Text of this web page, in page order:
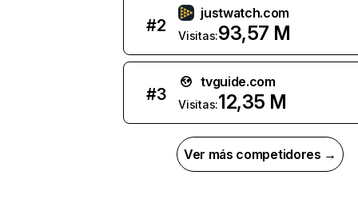
#2
justwatch.com
Visitas:93,57 M
#3
tvguide.com
Visitas:12,35 M
Ver más competidores →